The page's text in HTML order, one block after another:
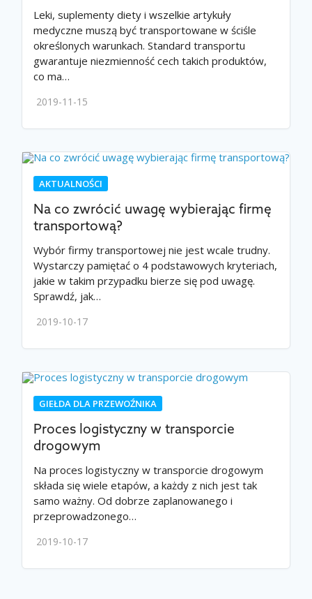
Leki, suplementy diety i wszelkie artykuły
medyczne muszą być transportowane w ściśle
określonych warunkach. Standard transportu
gwarantuje niezmienność cech takich produktów,
co ma…
2019-11-15
AKTUALNOŚCI
Na co zwrócić uwagę wybierając firmę
transportową?
Wybór firmy transportowej nie jest wcale trudny.
Wystarczy pamiętać o 4 podstawowych kryteriach,
jakie w takim przypadku bierze się pod uwagę.
Sprawdź, jak…
2019-10-17
GIEŁDA DLA PRZEWOŹNIKA
Proces logistyczny w transporcie
drogowym
Na proces logistyczny w transporcie drogowym
składa się wiele etapów, a każdy z nich jest tak
samo ważny. Od dobrze zaplanowanego i
przeprowadzonego…
2019-10-17